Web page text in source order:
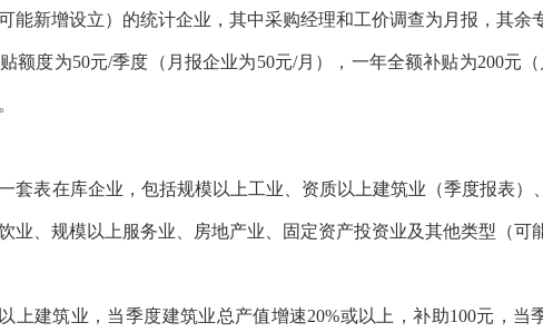
能新增设立）的统计企业，其中采购经理和工价调查为月报，其余
度为50元/季度（月报企业为50元/月），一年全额补贴为200元（
表在库企业，包括规模以上工业、资质以上建筑业（季度报表）
业、规模以上服务业、房地产业、固定资产投资业及其他类型（可
建筑业，当季度建筑业总产值增速20%或以上，补助100元，当